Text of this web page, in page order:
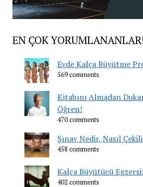
EN ÇOK
Evde Kalça Büyütme
569 comments
Kitabını Almadan
Öğren!
470 comments
Şınav Nedir, Nasıl
458 comments
Kalça Büyütücü
402 comments